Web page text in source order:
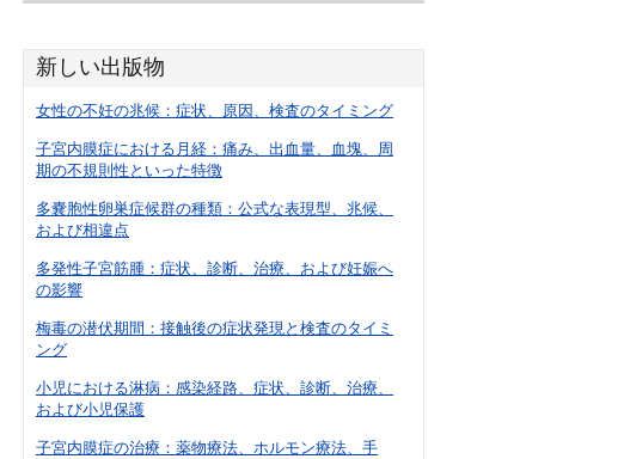
新しい出版物
女性の不妊の兆候：症状、原因、検査のタイミング
子宮内膜症における月経：痛み、出血量、血塊、周
期の不規則性といった特徴
多嚢胞性卵巣症候群の種類：公式な表現型、兆候、
および相違点
多発性子宮筋腫：症状、診断、治療、および妊娠へ
の影響
梅毒の潜伏期間：接触後の症状発現と検査のタイミ
ング
小児における淋病：感染経路、症状、診断、治療、
および小児保護
子宮内膜症の治療：薬物療法、ホルモン療法、手